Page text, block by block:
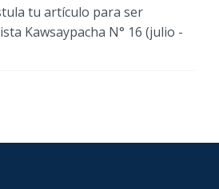
tu artículo para ser
Kawsaypacha N° 16 (julio -